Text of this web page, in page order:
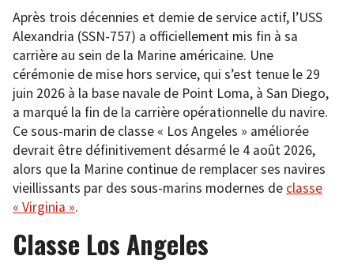
Après trois décennies et demie de service actif, l’USS
Alexandria (SSN-757) a officiellement mis fin à sa
carrière au sein de la Marine américaine. Une
cérémonie de mise hors service, qui s’est tenue le 29
juin 2026 à la base navale de Point Loma, à San Diego,
a marqué la fin de la carrière opérationnelle du navire.
Ce sous-marin de classe « Los Angeles » améliorée
devrait être définitivement désarmé le 4 août 2026,
alors que la Marine continue de remplacer ses navires
vieillissants par des sous-marins modernes de classe
« Virginia ».
Classe Los Angeles